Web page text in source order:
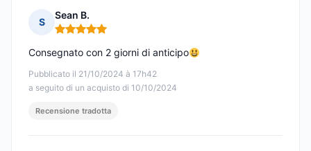
S
Sean B.
Nota: 5 su 5
Pubblicato il 21/10/2024 à 17h42
a seguito di un acquisto di 10/10/2024
Consegnato con 2 giorni di anticipo
Recensione tradotta